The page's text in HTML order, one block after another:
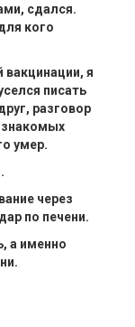
, сдался.
кого
вакцинации, я
писать
разговор
умер.
через
по печени.
а именно